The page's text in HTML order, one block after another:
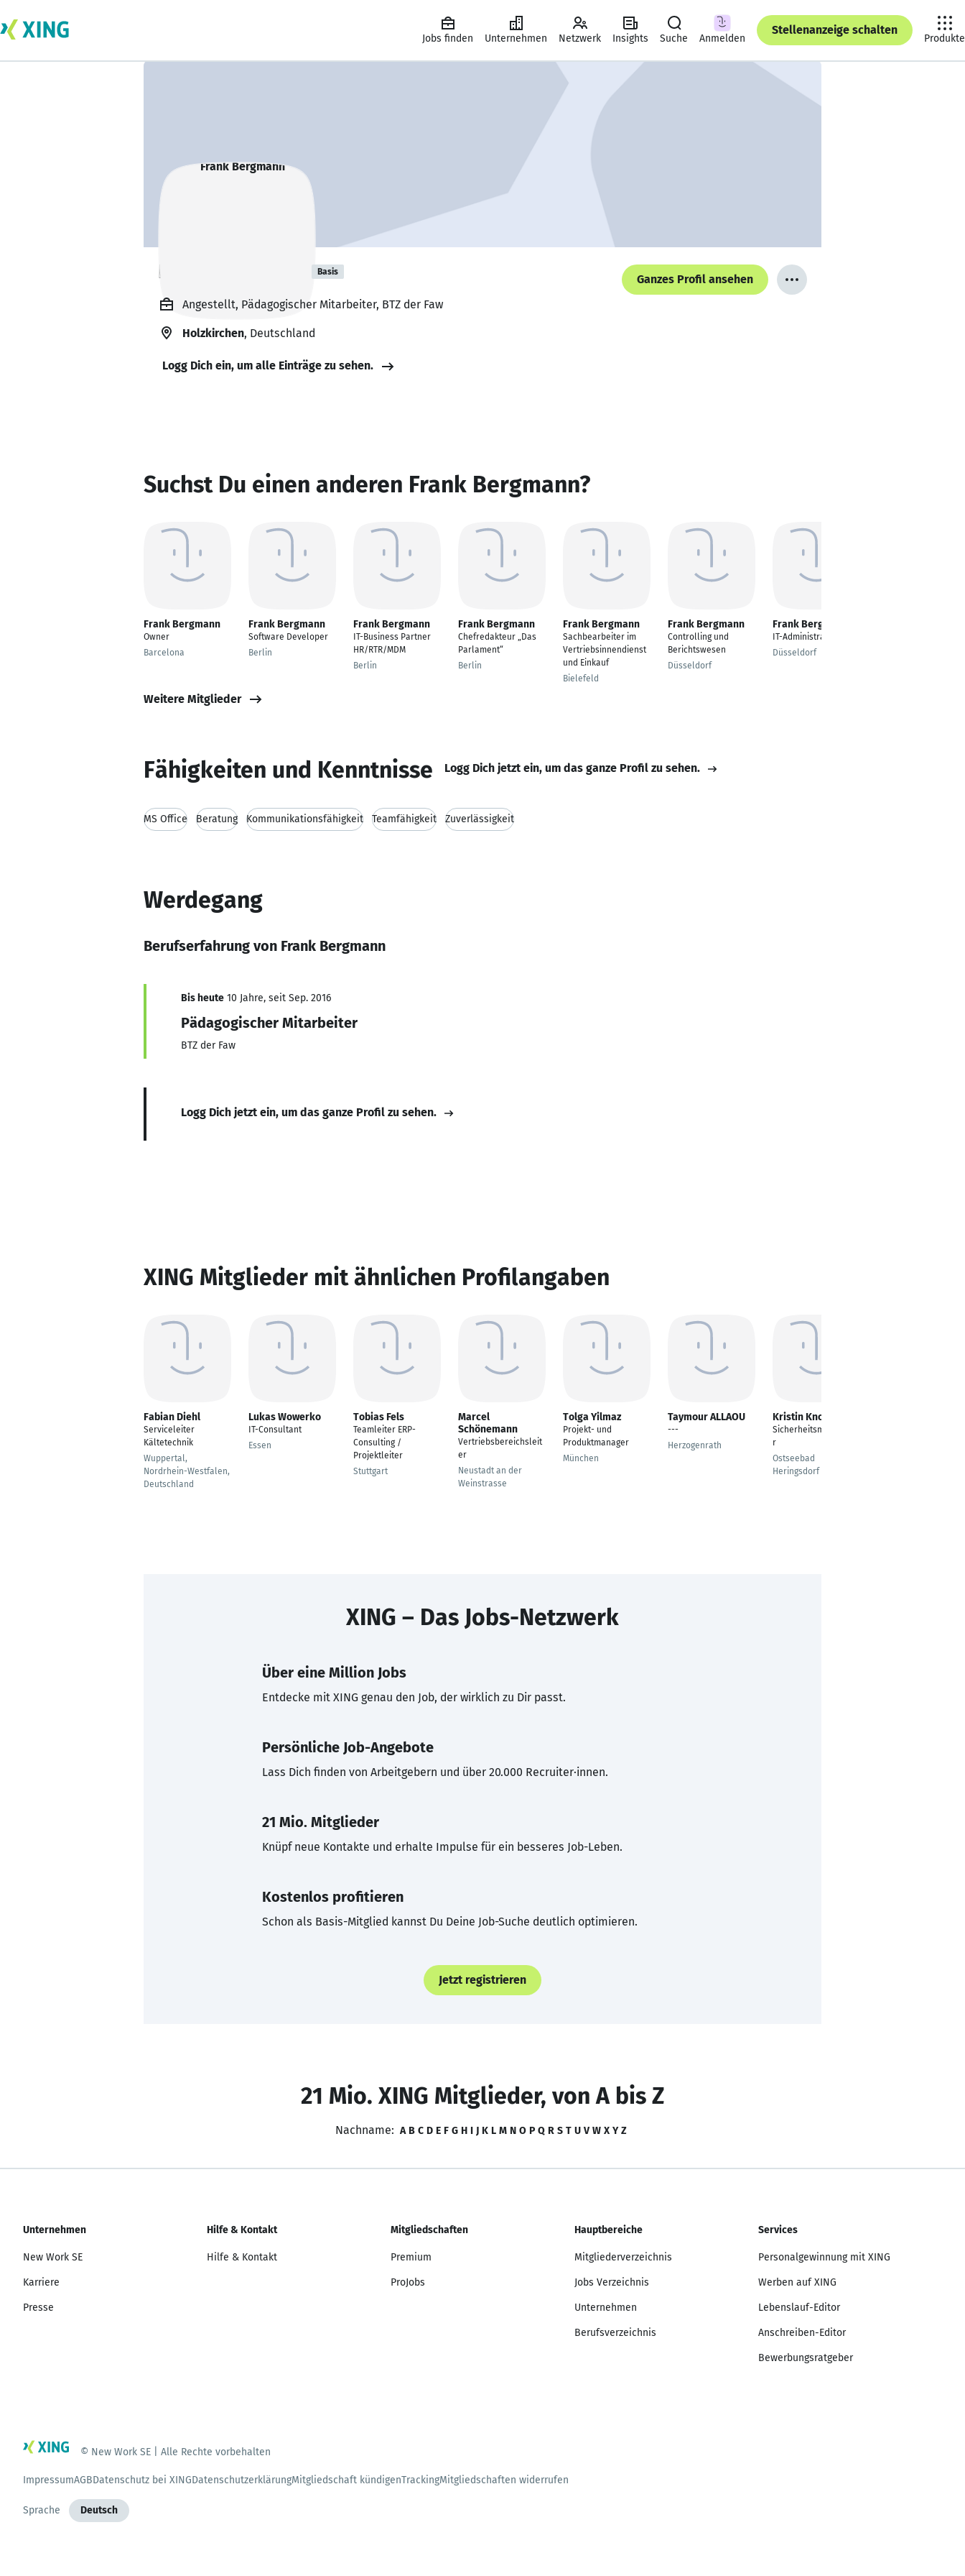
Jobs finden Unternehmen Netzwerk Insights Suche Anmelden
Stellenanzeige schalten
Produkte
Frank Bergmann Basis
Ganzes Profil ansehen
Angestellt, Pädagogischer Mitarbeiter, BTZ der Faw
Holzkirchen, Deutschland
Logg Dich ein, um alle Einträge zu sehen.
Suchst Du einen anderen Frank Bergmann?
Frank Bergmann
Owner
Barcelona
Frank Bergmann
Software Developer
Berlin
Frank Bergmann
IT-Business Partner
HR/RTR/MDM
Berlin
Frank Bergmann
Chefredakteur „Das
Parlament“
Berlin
Frank Bergmann
Sachbearbeiter im
Vertriebsinnendienst
und Einkauf
Bielefeld
Frank Bergmann
Controlling und
Berichtswesen
Düsseldorf
Frank Bergmann
IT-Administrator
Düsseldorf
Weitere Mitglieder
Fähigkeiten und Kenntnisse Logg Dich jetzt ein, um das ganze Profil zu sehen.
MS Office Beratung Kommunikationsfähigkeit Teamfähigkeit Zuverlässigkeit
Werdegang
Berufserfahrung von Frank Bergmann
Bis heute 10 Jahre, seit Sep. 2016
Pädagogischer Mitarbeiter
BTZ der Faw
Logg Dich jetzt ein, um das ganze Profil zu sehen.
XING Mitglieder mit ähnlichen Profilangaben
Fabian Diehl
Serviceleiter
Kältetechnik
Wuppertal,
Nordrhein-Westfalen,
Deutschland
Lukas Wowerko
IT-Consultant
Essen
Tobias Fels
Teamleiter ERP-
Consulting /
Projektleiter
Stuttgart
Marcel
Schönemann
Vertriebsbereichsleit
er
Neustadt an der
Weinstrasse
Tolga Yilmaz
Projekt- und
Produktmanager
München
Taymour ALLAOU
---
Herzogenrath
Kristin Knoblich
Sicherheitsmitarbeite
r
Ostseebad
Heringsdorf
XING – Das Jobs-Netzwerk
Über eine Million Jobs
Entdecke mit XING genau den Job, der wirklich zu Dir passt.
Persönliche Job-Angebote
Lass Dich finden von Arbeitgebern und über 20.000 Recruiter·innen.
21 Mio. Mitglieder
Knüpf neue Kontakte und erhalte Impulse für ein besseres Job-Leben.
Kostenlos profitieren
Schon als Basis-Mitglied kannst Du Deine Job-Suche deutlich optimieren.
Jetzt registrieren
21 Mio. XING Mitglieder, von A bis Z
Nachname: A B C D E F G H I J K L M N O P Q R S T U V W X Y Z
Unternehmen
New Work SE
Karriere
Presse
Hilfe & Kontakt
Hilfe & Kontakt
Mitgliedschaften
Premium
ProJobs
Hauptbereiche
Mitgliederverzeichnis
Jobs Verzeichnis
Unternehmen
Berufsverzeichnis
Services
Personalgewinnung mit XING
Werben auf XING
Lebenslauf-Editor
Anschreiben-Editor
Bewerbungsratgeber
© New Work SE | Alle Rechte vorbehalten
ImpressumAGBDatenschutz bei XINGDatenschutzerklärungMitgliedschaft kündigenTrackingMitgliedschaften widerrufen
Sprache Deutsch